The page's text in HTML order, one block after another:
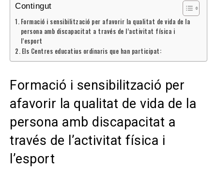
Contingut
Formació i sensibilització per afavorir la qualitat de vida de la
persona amb discapacitat a través de l’activitat física i
l’esport
Els Centres educatius ordinaris que han participat:
Formació i sensibilització per
afavorir la qualitat de vida de la
persona amb discapacitat a
través de l’activitat física i
l’esport